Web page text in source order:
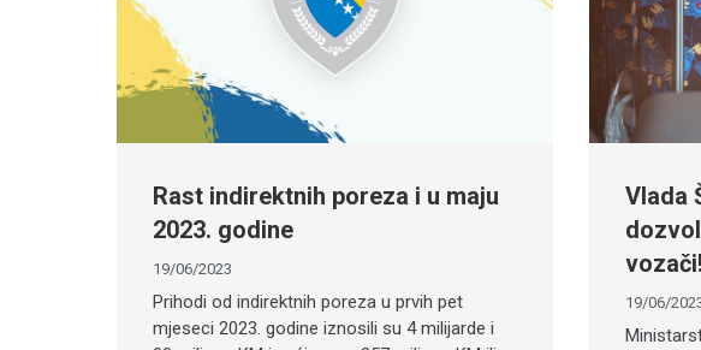
Rast indirektnih poreza i u maju
2023. godine
19/06/2023
Prihodi od indirektnih poreza u prvih pet
mjeseci 2023. godine iznosili su 4 milijarde i
Vlada
vozači!
19/06/